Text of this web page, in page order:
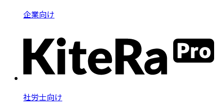
企業向け
社労士向け